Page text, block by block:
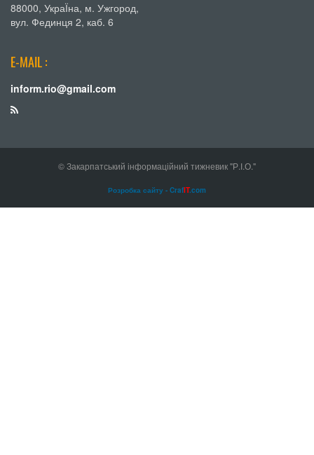
88000, УкраЇна, м. Ужгород,
вул. Фединця 2, каб. 6
E-MAIL :
inform.rio@gmail.com
© Закарпатський інформаційний тижневик "Р.І.О."
Розробка сайту - CrafIT.com